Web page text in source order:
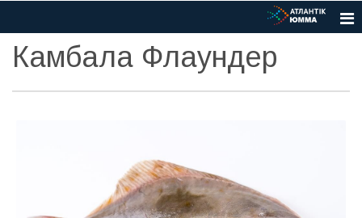
Камбала Флаундер